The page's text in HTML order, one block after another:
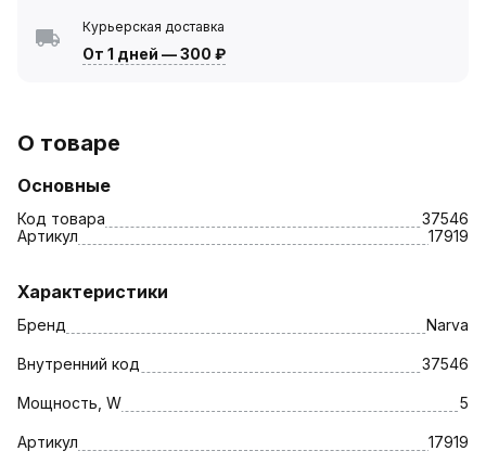
Курьерская доставка
От 1 дней —300 ₽
О товаре
Основные
Код товара
37546
Артикул
17919
Характеристики
Бренд Narva
Внутренний код 37546
Мощность, W 5
Артикул 17919